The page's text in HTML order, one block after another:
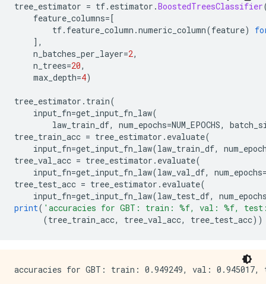
tree_estimator = tf. estimator .BoostedTreesClassifier
feature_columns=[
tf. feature_column .numeric_column(feature)
],
n_batches_per_layer=2,
n_trees=20,
max_depth=4)
tree_estimator . train(
input_fn=get_input_fn_law(
law_train_df, num_epochs=NUM_EPOCHS,
tree_train_acc = tree_estimator . evaluate(
input_fn=get_input_fn_law(law_train_df,
tree_val_acc = tree_estimator . evaluate(
input_fn=get_input_fn_law(law_val_df, num_epochs
tree_test_acc = tree_estimator . evaluate(
input_fn=get_input_fn_law(law_test_df,
print( 'accuracies for GBT: train: %f, val: %f,
(tree_train_acc, tree_val_acc, tree_test_acc))